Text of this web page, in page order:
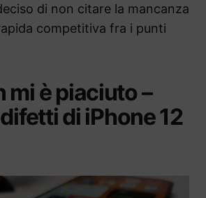
di non citare la mancanza
competitiva fra i punti
mi è piaciuto –
di iPhone 12